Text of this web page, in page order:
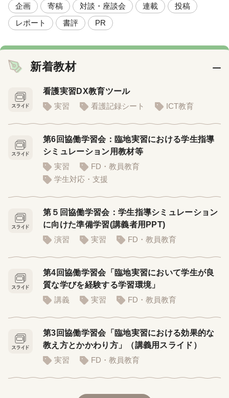
企画 寄稿 対談・座談会 連載
投稿
レポート
書評 PR
新着教材
看護実習DX教育ツール
実習
看護記録シート ICT教育
第6回協働学習会：臨地実習における学生指導
シミュレーション用教材等
実習
FD・教員教育
学生対応・支援
第５回協働学習会：学生指導シミュレーション
に向けた準備学習(講義者用PPT)
演習
実習 FD・教員教育
第4回協働学習会「臨地実習において学生が良
質な学びを経験する学習環境」
講義
実習 FD・教員教育
第3回協働学習会「臨地実習における効果的な
教え方とかかわり方」（講義用スライド）
実習
FD・教員教育